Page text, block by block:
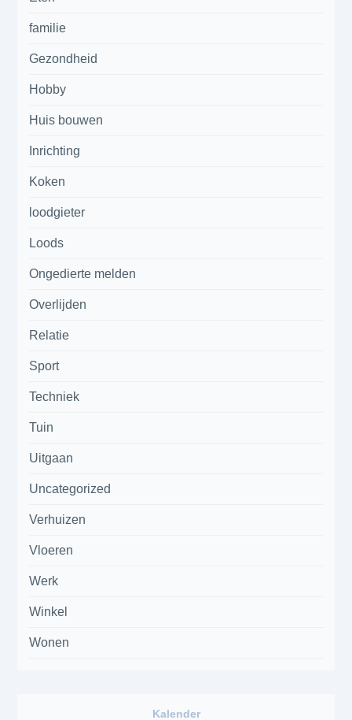
familie
Gezondheid
Hobby
Huis bouwen
Inrichting
Koken
loodgieter
Loods
Ongedierte melden
Overlijden
Relatie
Sport
Techniek
Tuin
Uitgaan
Uncategorized
Verhuizen
Vloeren
Werk
Winkel
Wonen
Kalender